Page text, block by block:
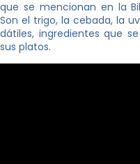
que se mencionan en la
Son el trigo, la cebada, la
dátiles, ingredientes que
sus platos.